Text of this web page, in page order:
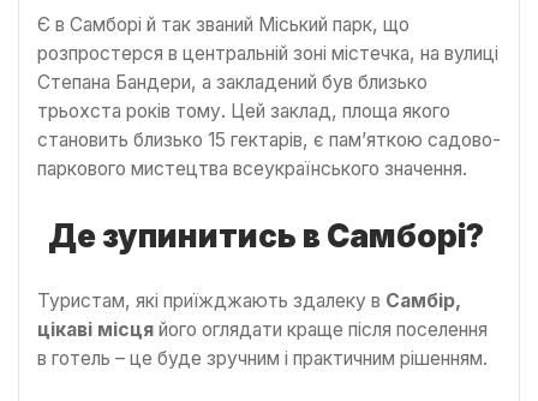
Є в Самборі й так званий Міський парк, що
розпростерся в центральній зоні містечка, на вулиці
Степана Бандери, а закладений був близько
трьохста років тому. Цей заклад, площа якого
становить близько 15 гектарів, є пам’яткою садово-
паркового мистецтва всеукраїнського значення.
Де зупинитись в Самборі?
Туристам, які приїжджають здалеку в Самбір,
цікаві місця його оглядати краще після поселення
в готель – це буде зручним і практичним рішенням.